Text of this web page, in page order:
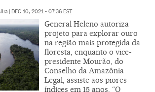
DEC 10, 2021 - 07:36 EST
General Heleno autoriza
projeto para explorar ouro
na região mais protegida da
floresta, enquanto o vice-
presidente Mourão, do
Conselho da Amazônia
Legal, assiste aos piores
índices em 15 anos. “O